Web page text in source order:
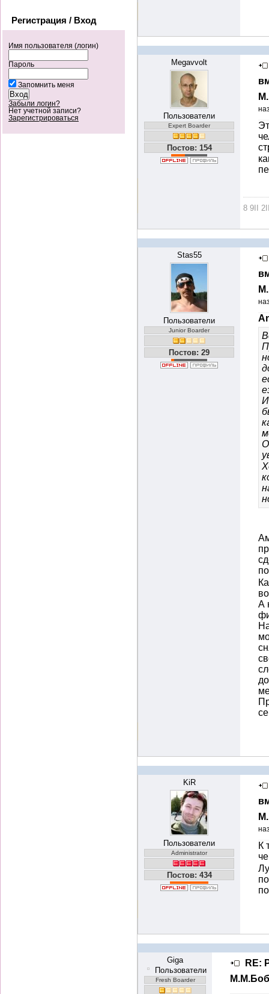
Регистрация / Вход
Имя пользователя (логин)
Пароль
Запомнить меня
Забыли логин?
Нет учетной записи?
Зарегистрироваться
Megavvolt
Пользователи
Expert Boarder
Постов: 154
8 9II
Stas55
Пользователи
Junior Boarder
Постов: 29
А
KiR
Пользователи
Administrator
Постов: 434
К
Giga
Пользователи
Fresh Boarder
RE: